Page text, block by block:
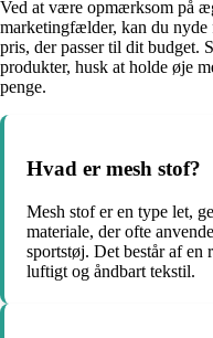
Ved at være opmærksom på
marketingfælder, kan du nyde
pris, der passer til dit budget.
produkter, husk at holde øje
penge.
Hvad er mesh stof?
Mesh stof er en type let,
materiale, der ofte
sportstøj. Det består af en
luftigt og åndbart tekstil.